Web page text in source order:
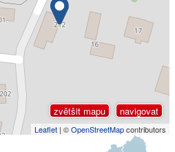
zvětšit mapu navigovat
Leaflet | ©OpenStreetMapcontributors